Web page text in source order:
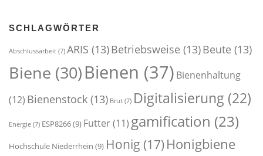
SCHLAGWÖRTER
Abschlussarbeit (7) ARIS (13)Betriebsweise (13)Beute (13)
Biene (30)Bienen (37) Bienenhaltung
(12) Bienenstock (13) Brut (7) Digitalisierung (22)
Energie (7) ESP8266(9) Futter(11) gamification (23)
Hochschule Niederrhein (9) Honig (17)Honigbiene